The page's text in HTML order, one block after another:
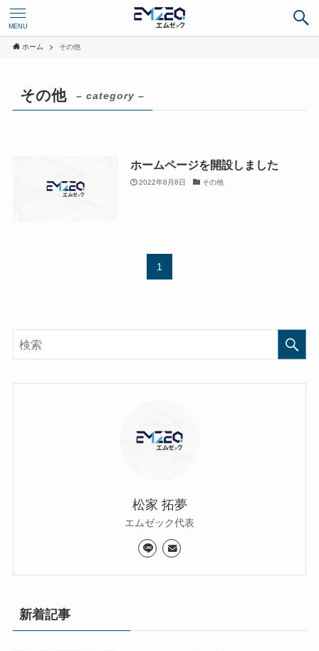
MENU
ホーム その他
その他 – category –
ホームページを開設しました
2022年8月8日 その他
1
松家 拓夢
エムゼック代表
新着記事